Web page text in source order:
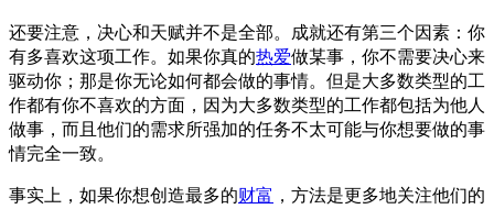
还要注意，决心和天赋并不是全部。成就还有第三个因素：你
有多喜欢这项工作。如果你真的热爱做某事，你不需要决心来
驱动你；那是你无论如何都会做的事情。但是大多数类型的工
作都有你不喜欢的方面，因为大多数类型的工作都包括为他人
做事，而且他们的需求所强加的任务不太可能与你想要做的事
情完全一致。
事实上，如果你想创造最多的财富 ，方法是更多地关注他们的